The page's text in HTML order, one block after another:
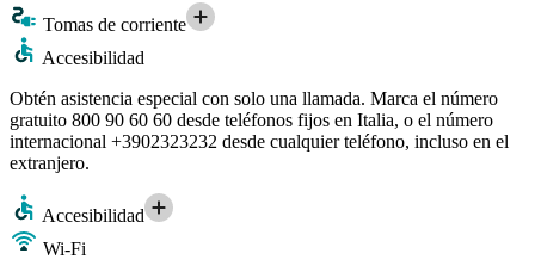
Tomas de corriente
Accesibilidad
Obtén asistencia especial con solo una llamada. Marca el número
gratuito 800 90 60 60 desde teléfonos fijos en Italia, o el número
internacional +3902323232 desde cualquier teléfono, incluso en el
extranjero.
Accesibilidad
Wi-Fi